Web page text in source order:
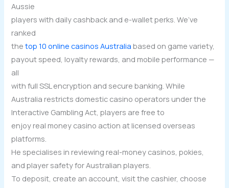
Aussie
players with daily cashback and e-wallet perks. We’ve
ranked
thetop 10 online casinos Australia based on game variety,
payout speed, loyalty rewards, and mobile performance —
all
with full SSL encryption and secure banking. While
Australia restricts domestic casino operators under the
Interactive Gambling Act, players are free to
enjoy real money casino action at licensed overseas
platforms.
He specialises in reviewing real-money casinos, pokies,
and player safety for Australian players.
To deposit, create an account, visit the cashier, choose